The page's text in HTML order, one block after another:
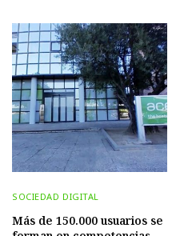
SOCIEDAD DIGITAL
Más de 150.000 usuarios se